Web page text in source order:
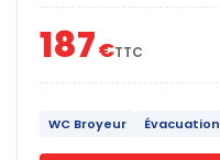
187€TTC
WC Broyeur Évacuation